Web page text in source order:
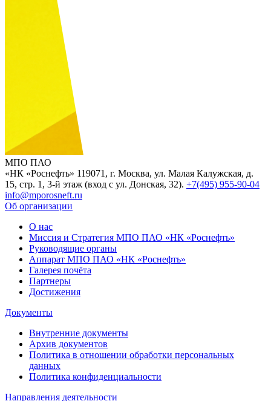
МПО ПАО
«НК «Роснефть» 119071, г. Москва, ул. Малая Калужская, д.
15, стр. 1, 3-й этаж (вход с ул. Донская, 32). +7(495) 955-90-04
info@mporosneft.ru
Об организации
О нас
Миссия и Стратегия МПО ПАО «НК «Роснефть»
Руководящие органы
Аппарат МПО ПАО «НК «Роснефть»
Галерея почёта
Партнеры
Достижения
Документы
Внутренние документы
Архив документов
Политика в отношении обработки персональных
данных
Политика конфиденциальности
Направления деятельности